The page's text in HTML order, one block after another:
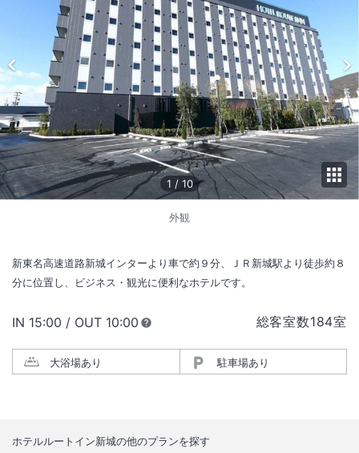
1 / 10
外観
新東名高速道路新城インターより車で約９分、ＪＲ新城駅より徒歩約８
分に位置し、ビジネス・観光に便利なホテルです。
総客室数184室
IN チェックイン
15:00 / OUT チェックアウト
10:00
大浴場あり 駐車場あり
ホテルルートイン新城の他のプランを探す